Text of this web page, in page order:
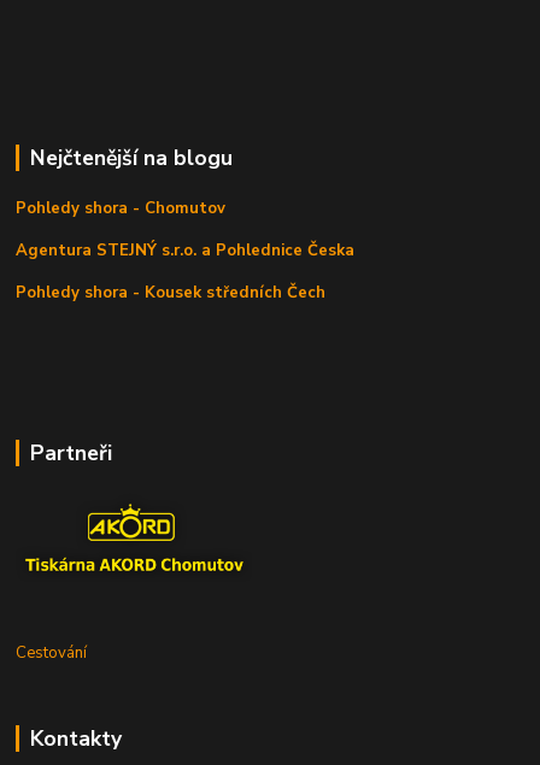
Nejčtenější na blogu
Pohledy shora - Chomutov
Agentura STEJNÝ s.r.o. a Pohlednice Česka
Pohledy shora - Kousek středních Čech
Partneři
Cestování
Kontakty